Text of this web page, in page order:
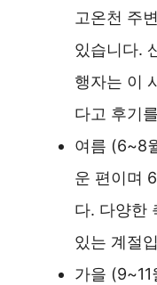
고온천 주
있습니다.
행자는 이
다고 후기
여름 (6~8
운 편이며
다. 다양한
있는 계절
가을